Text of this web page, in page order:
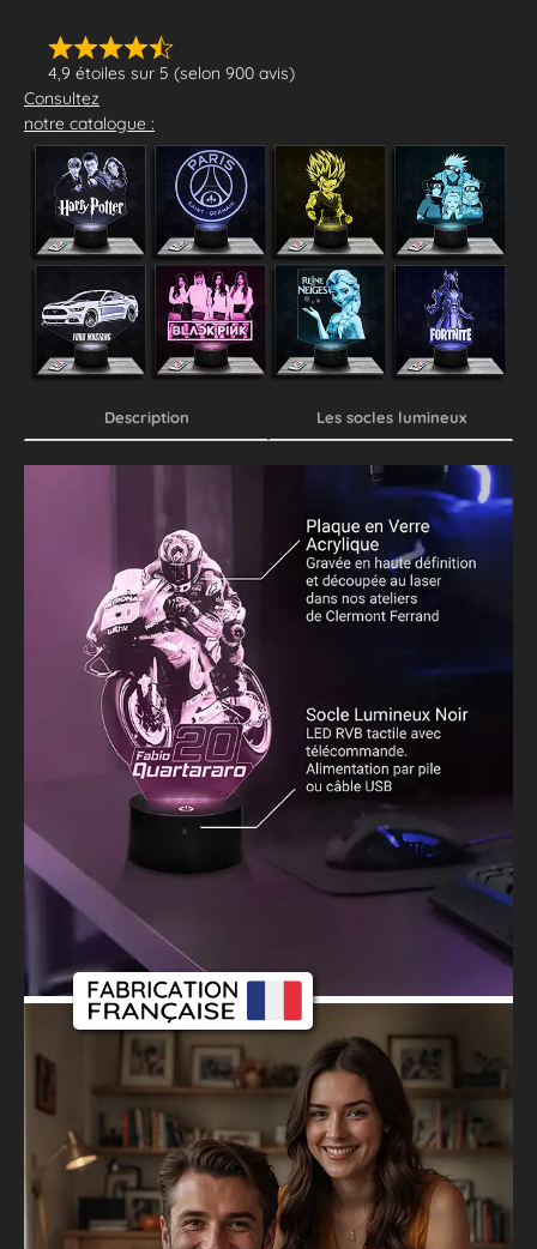
4,9 étoiles sur 5 (selon 900 avis)
Consultez
notre catalogue :
Description Les socles lumineux